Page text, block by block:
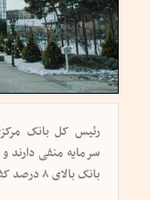
بانک بالای ۸ درصد کفایت سرمایه دارند.